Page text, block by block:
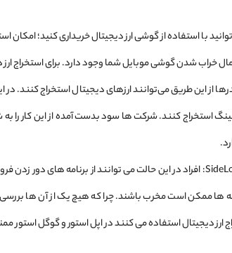
با استفاده از گوشی ارز دیجیتال خریداری کنید؛
خراب شدن گوشی موبایل شما وجود دارد. برای استخراج
از این طریق می‌توانند ارزهای دیجیتال استخراج کنند.
استخراج کنند. شرکت ‌ها سود بدست آمده از این کار را به
ها ممکن است مخرب باشند. چرا که هیچ یک از آن ‌ها
ارز دیجیتال استفاده می ‌کنند در اپل استور و گوگل استور